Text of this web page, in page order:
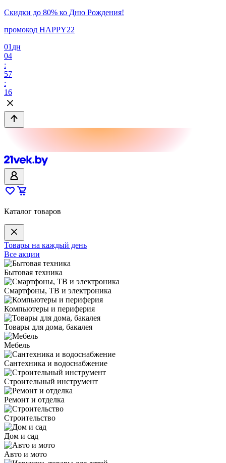
Скидки до 80% ко Дню Рождения!
промокод HAPPY22
01 дн
04
:
57
:
16
Каталог товаров
Товары на каждый день
Все акции
Бытовая техника
Смартфоны, ТВ и электроника
Компьютеры и периферия
Товары для дома, бакалея
Мебель
Сантехника и водоснабжение
Строительный инструмент
Ремонт и отделка
Строительство
Дом и сад
Авто и мото